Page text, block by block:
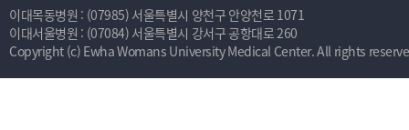
이대목동병원 : (07985) 서울특별시 양천구 안양천로 1071
이대서울병원 : (07084) 서울특별시 강서구 공항대로 260
Copyright (c) Ewha Womans University Medical Center. All rights